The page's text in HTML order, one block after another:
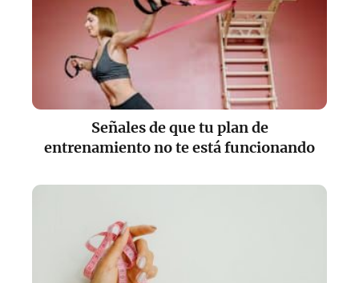
Señales de que tu plan de
entrenamiento no te está funcionando